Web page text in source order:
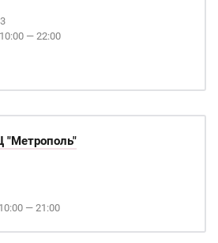
— 22:00
"Метрополь"
— 21:00